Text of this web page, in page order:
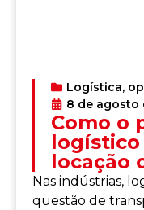
Logística,
8 de agosto
Como o
locação
Nas indústrias,
questão de